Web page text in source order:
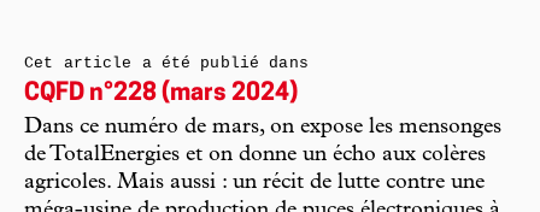
Cet article a été publié dans
CQFD n°228 (mars 2024)
Dans ce numéro de mars, on expose les mensonges
de TotalEnergies et on donne un écho aux colères
agricoles. Mais aussi : un récit de lutte contre une